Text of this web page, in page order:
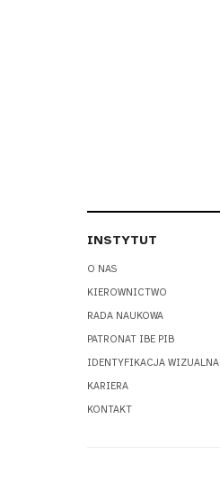
INSTYTUT
O NAS
KIEROWNICTWO
RADA NAUKOWA
PATRONAT IBE PIB
IDENTYFIKACJA WIZUALNA
KARIERA
KONTAKT